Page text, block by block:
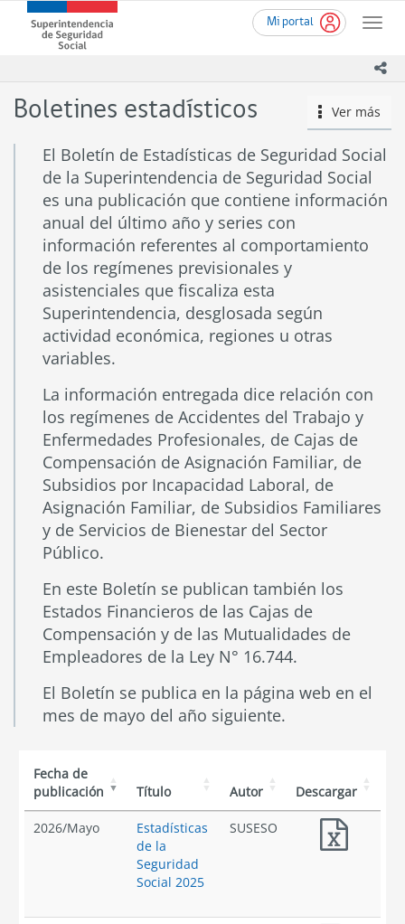
contenido
Mi portal
Toggle
Superintendencia
de
(SUSESO)
-
de
Chile
icono
Ver más
Boletines estadísticos
El Boletín de Estadísticas de Seguridad Social
de la Superintendencia de Seguridad Social
es una publicación que contiene información
anual del último año y series con
información referentes al comportamiento
de los regímenes previsionales y
asistenciales que fiscaliza esta
Superintendencia, desglosada según
actividad económica, regiones u otras
variables.
La información entregada dice relación con
los regímenes de Accidentes del Trabajo y
Enfermedades Profesionales, de Cajas de
Compensación de Asignación Familiar, de
Subsidios por Incapacidad Laboral, de
Asignación Familiar, de Subsidios Familiares
y de Servicios de Bienestar del Sector
Público.
En este Boletín se publican también los
Estados Financieros de las Cajas de
Compensación y de las Mutualidades de
Empleadores de la Ley N° 16.744.
El Boletín se publica en la página web en el
mes de mayo del año siguiente.
Fecha de
publicación
Título Autor Descargar
2026/Mayo
Estadísticas
de la
Seguridad
Social 2025
SUSESO